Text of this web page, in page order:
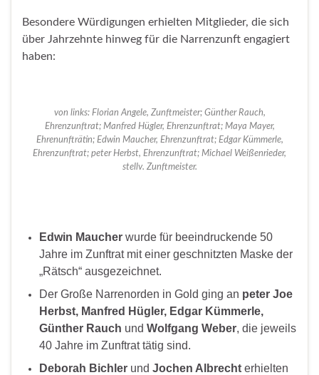
Besondere Würdigungen erhielten Mitglieder, die sich
über Jahrzehnte hinweg für die Narrenzunft engagiert
haben:
von links: Florian Angele, Zunftmeister; Günther Rauch,
Ehrenzunftrat; Manfred Hügler, Ehrenzunftrat; Maya Mayer,
Ehrenunfträtin; Edwin Maucher, Ehrenzunftrat; Edgar Kümmerle,
Ehrenzunftrat; peter Herbst, Ehrenzunftrat; Michael Weißenrieder,
stellv. Zunftmeister.
Edwin Maucher wurde für beeindruckende 50
Jahre im Zunftrat mit einer geschnitzten Maske der
„Rätsch“ ausgezeichnet.
Der Große Narrenorden in Gold ging an peter Joe
Herbst, Manfred Hügler, Edgar Kümmerle,
Günther Rauch und Wolfgang Weber, die jeweils
40 Jahre im Zunftrat tätig sind.
Deborah Bichler und Jochen Albrecht erhielten